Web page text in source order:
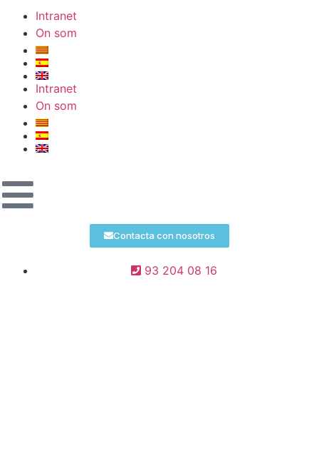
Intranet
On som
Intranet
On som
Contacta con nosotros
93 204 08 16